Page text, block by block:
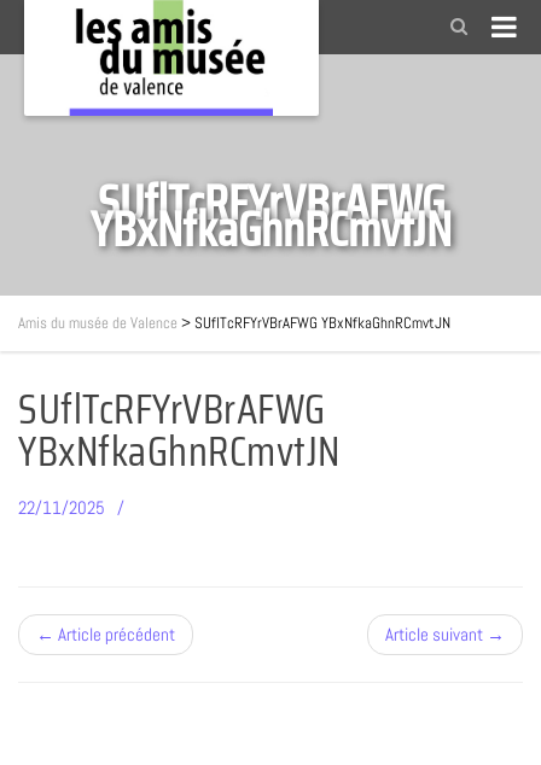
SUflTcRFYrVBrAFWG
YBxNfkaGhnRCmvtJN
Amis du musée de Valence >SUflTcRFYrVBrAFWG YBxNfkaGhnRCmvtJN
SUflTcRFYrVBrAFWG
YBxNfkaGhnRCmvtJN
22/11/2025
← Article précédent Article suivant →